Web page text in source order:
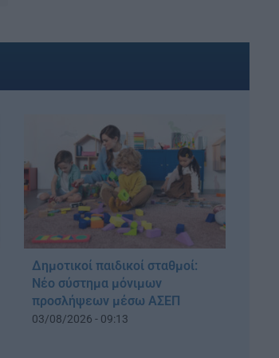
Δημοτικοί παιδικοί σταθμοί:
Νέο σύστημα μόνιμων
προσλήψεων μέσω ΑΣΕΠ
03/08/2026 - 09:13